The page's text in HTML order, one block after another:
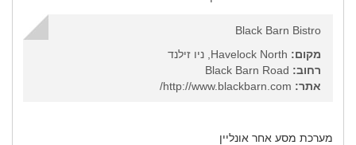
Black Barn Bistro
מקום:
רחוב:
אתר:
מערכת מסע אחר אונליין